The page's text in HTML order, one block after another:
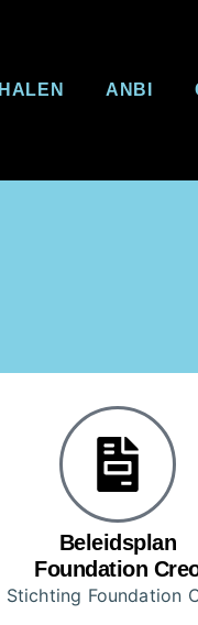
ANBI
Beleidsplan
Foundation
Stichting Foundation